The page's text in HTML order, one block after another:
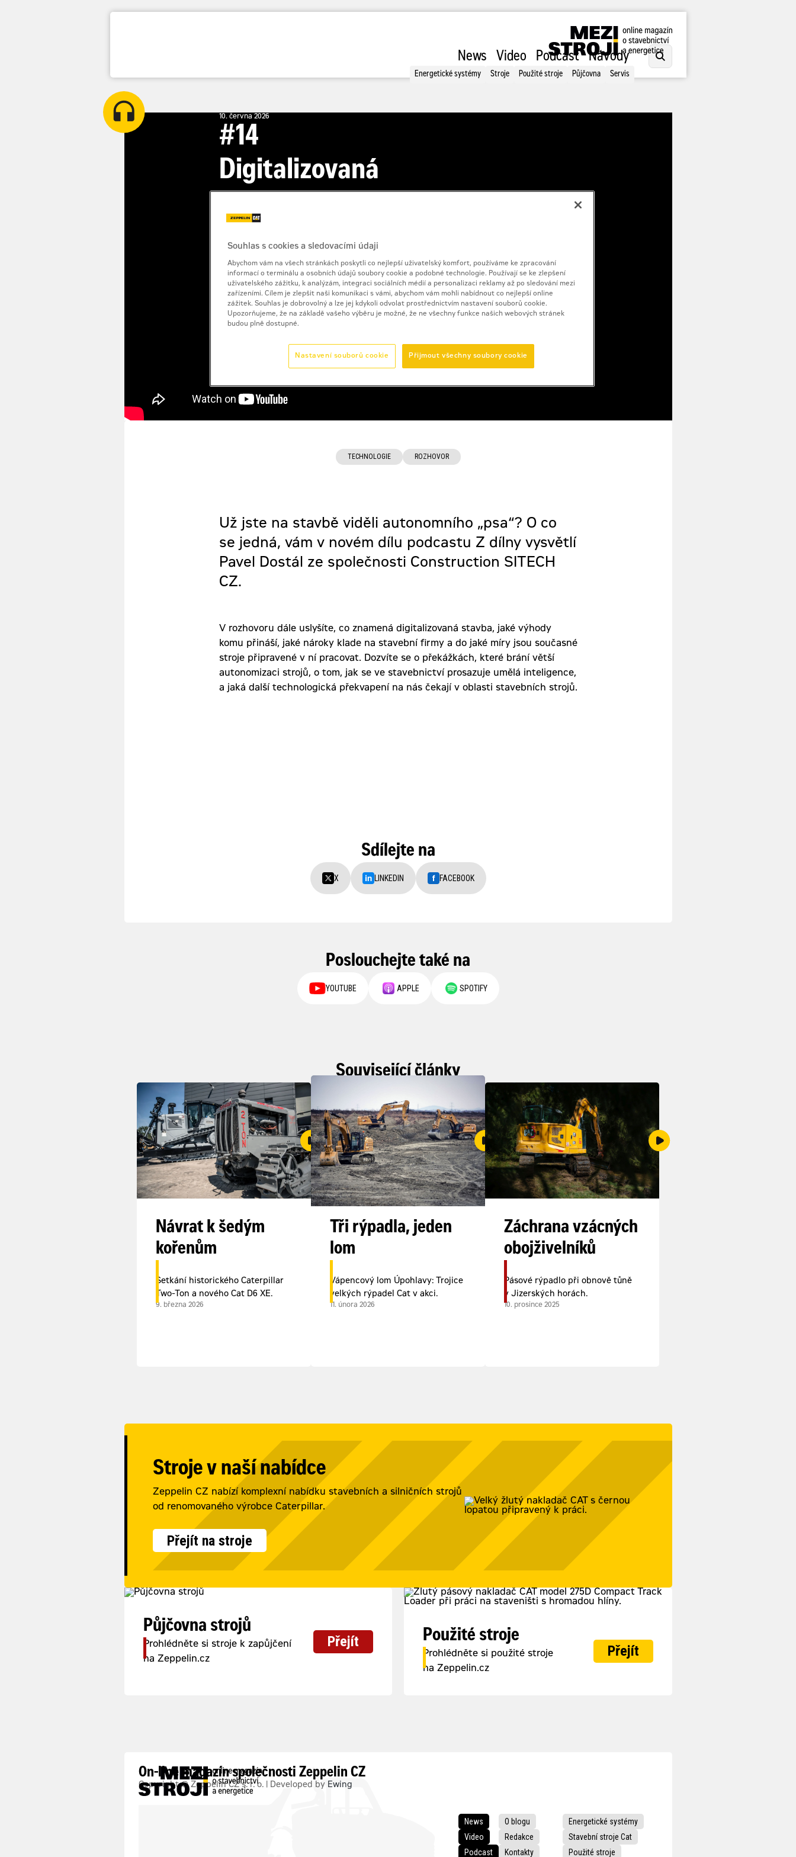
Energetické systémy Stroje Použité stroje Půjčovna Servis
News Video Podcast Návody
10. června 2026
#14
Digitalizovaná
stavba
TECHNOLOGIE ROZHOVOR
Už jste na stavbě viděli autonomního „psa“? O co
se jedná, vám v novém dílu podcastu Z dílny vysvětlí
Pavel Dostál ze společnosti Construction SITECH
CZ.
V rozhovoru dále uslyšíte, co znamená digitalizovaná stavba, jaké výhody
komu přináší, jaké nároky klade na stavební firmy a do jaké míry jsou současné
stroje připravené v ní pracovat. Dozvíte se o překážkách, které brání větší
autonomizaci strojů, o tom, jak se ve stavebnictví prosazuje umělá inteligence,
a jaká další technologická překvapení na nás čekají v oblasti stavebních strojů.
Sdílejte na
X LINKEDIN FACEBOOK
Poslouchejte také na
YOUTUBE APPLE SPOTIFY
Související články
Návrat k šedým
kořenům
Setkání historického Caterpillar
Two-Ton a nového Cat D6 XE.
9. března 2026
Tři rýpadla, jeden
lom
Vápencový lom Úpohlavy: Trojice
velkých rýpadel Cat v akci.
11. února 2026
Záchrana vzácných
obojživelníků
Pásové rýpadlo při obnově tůně
v Jizerských horách.
10. prosince 2025
Stroje v naší nabídce
Zeppelin CZ nabízí komplexní nabídku stavebních a silničních strojů
od renomovaného výrobce Caterpillar.
Přejít na stroje
Půjčovna strojů
Prohlédněte si stroje k zapůjčení
na Zeppelin.cz
Přejít Použité stroje
Prohlédněte si použité stroje
na Zeppelin.cz
Přejít
News
Video
Podcast
O blogu
Redakce
Kontakty
Energetické systémy
Stavební stroje Cat
Použité stroje
On-line magazín společnosti Zeppelin CZ
Copyright © Zeppelin CZ s. r. o. | Developed by Ewing
Souhlas s cookies a sledovacími údaji
Abychom vám na všech stránkách poskytli co nejlepší uživatelský komfort, používáme ke zpracování
informací o terminálu a osobních údajů soubory cookie a podobné technologie. Používají se ke zlepšení
uživatelského zážitku, k analýzám, integraci sociálních médií a personalizaci reklamy až po sledování mezi
zařízeními. Cílem je zlepšit naši komunikaci s vámi, abychom vám mohli nabídnout co nejlepší online
zážitek. Souhlas je dobrovolný a lze jej kdykoli odvolat prostřednictvím nastavení souborů cookie.
Upozorňujeme, že na základě vašeho výběru je možné, že ne všechny funkce našich webových stránek
budou plně dostupné.
Přijmout všechny soubory cookie
Nastavení souborů cookie